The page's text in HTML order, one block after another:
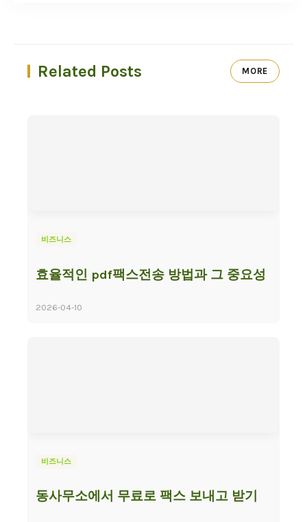
Related Posts MORE
비즈니스
효율적인 pdf팩스전송 방법과 그 중요성
2026-04-10
비즈니스
동사무소에서 무료로 팩스 보내고 받기